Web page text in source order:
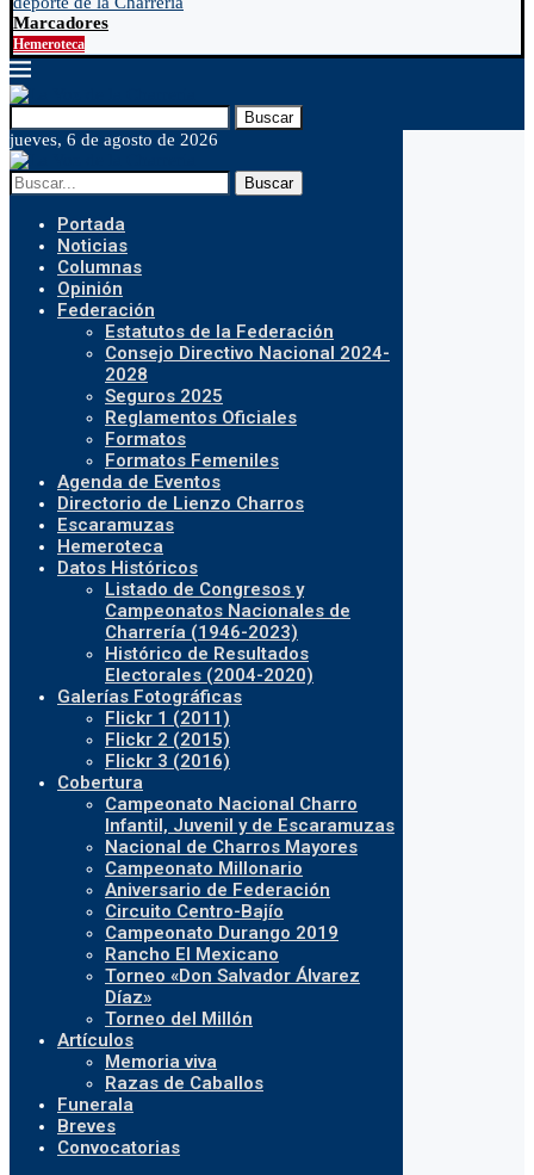
Marcadores
Hemeroteca
Buscar
jueves, 6 de agosto de 2026
Buscar
Portada
Noticias
Columnas
Opinión
Federación
Estatutos de la Federación
Consejo Directivo Nacional 2024-
2028
Seguros 2025
Reglamentos Oficiales
Formatos
Formatos Femeniles
Agenda de Eventos
Directorio de Lienzo Charros
Escaramuzas
Hemeroteca
Datos Históricos
Listado de Congresos y
Campeonatos Nacionales de
Charrería (1946-2023)
Histórico de Resultados
Electorales (2004-2020)
Galerías Fotográficas
Flickr 1 (2011)
Flickr 2 (2015)
Flickr 3 (2016)
Cobertura
Campeonato Nacional Charro
Infantil, Juvenil y de Escaramuzas
Nacional de Charros Mayores
Campeonato Millonario
Aniversario de Federación
Circuito Centro-Bajío
Campeonato Durango 2019
Rancho El Mexicano
Torneo «Don Salvador Álvarez
Díaz»
Torneo del Millón
Artículos
Memoria viva
Razas de Caballos
Funerala
Breves
Convocatorias